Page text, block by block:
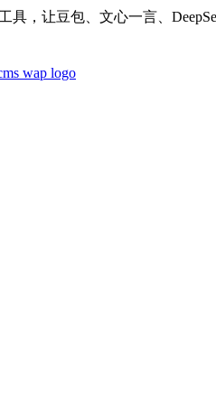
具，让豆包、文心一言、